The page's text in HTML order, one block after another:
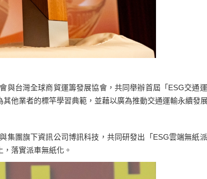
台灣全球商貿運籌發展協會，共同舉辦首屆「ESG交通
他業者的標竿學習典範，並藉以廣為推動交通運輸永續發展
集團旗下資訊公司博訊科技，共同研發出「ESG雲端無紙
落實派車無紙化。